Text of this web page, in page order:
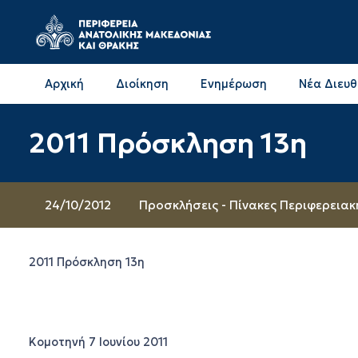
Αρχική Διοίκηση Ενημέρωση Νέα
2011 Πρόσκληση 13η
24/10/2012 Προσκλήσεις - Πίνακες
2011 Πρόσκληση 13η
Κομοτηνή 7 Ιουνίου 2011